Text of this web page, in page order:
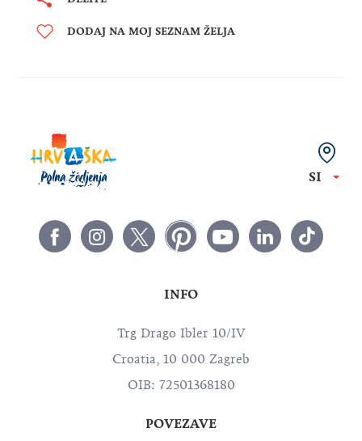
DODAJ NA MOJ SEZNAM ŽELJA
SI
INFO
Trg Drago Ibler 10/IV
Croatia, 10 000 Zagreb
OIB: 72501368180
POVEZAVE